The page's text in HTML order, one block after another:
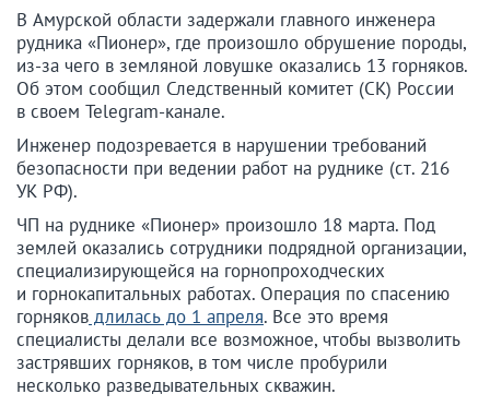
В Амурской области задержали главного инженера
рудника «Пионер», где произошло обрушение породы,
из-за чего в земляной ловушке оказались 13 горняков.
Об этом сообщил Следственный комитет (СК) России
в своем Telegram-канале.
Инженер подозревается в нарушении требований
безопасности при ведении работ на руднике (ст. 216
УК РФ).
ЧП на руднике «Пионер» произошло 18 марта. Под
землей оказались сотрудники подрядной организации,
специализирующейся на горнопроходческих
и горнокапитальных работах. Операция по спасению
горняков длилась до 1 апреля. Все это время
специалисты делали все возможное, чтобы вызволить
застрявших горняков, в том числе пробурили
несколько разведывательных скважин.